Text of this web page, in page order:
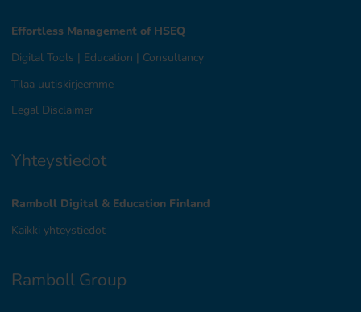
Effortless Management of HSEQ
Digital Tools | Education | Consultancy
Tilaa uutiskirjeemme
Legal Disclaimer
Yhteystiedot
Ramboll Digital & Education Finland
Kaikki yhteystiedot
Ramboll Group